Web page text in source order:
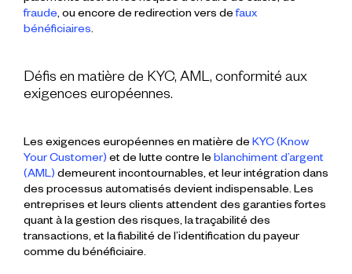
fraude, ou encore de redirection vers defaux
bénéficiaires.
Défis en matière de KYC, AML, conformité aux
exigences européennes.
Les exigences européennes en matière de KYC(Know
Your Customer) et de lutte contre le blanchiment d’argent
(AML) demeurent incontournables, et leur intégration dans
des processus automatisés devient indispensable. Les
entreprises et leurs clients attendent des garanties fortes
quant à lagestion des risques, latraçabilité des
transactions, et la fiabilité de l’identification du payeur
comme du bénéficiaire.